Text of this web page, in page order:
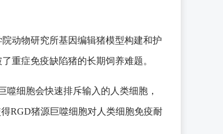
动物研究所基因编辑猪模型构建和护
重症免疫缺陷猪的长期饲养难题。
噬细胞会快速排斥输入的人类细胞，
RGD猪源巨噬细胞对人类细胞免疫耐